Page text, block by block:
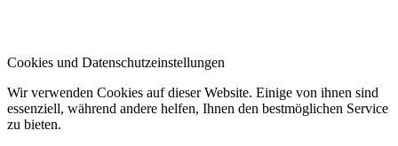
Cookies und Datenschutzeinstellungen
Wir verwenden Cookies auf dieser Website. Einige von ihnen sind
essenziell, während andere helfen, Ihnen den bestmöglichen Service
zu bieten.